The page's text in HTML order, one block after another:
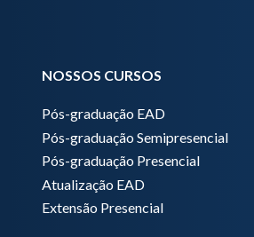
NOSSOS CURSOS
Pós-graduação EAD
Pós-graduação Semipresencial
Pós-graduação Presencial
Atualização EAD
Extensão Presencial